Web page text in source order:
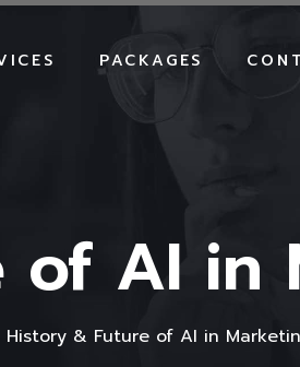
DEVELOPMENT
MEDIA MARKETING
SERVICES
PACKAGES
WEBSITE PACKAGES
SMM PACKAGES
GOOGLE ADS
BRANDING PACKAGES
of AI in
History & Future of AI in